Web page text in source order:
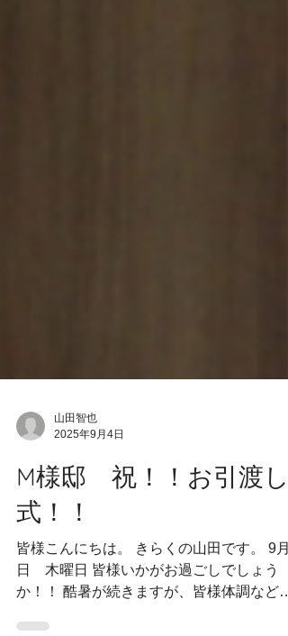
2025年9月4日
M様邸 祝！！お引渡し
式！！
皆様こんにちは。 きらくの山田です。 9月
日 木曜日 皆様いかがお過ごしでしょう
か！！ 酷暑が続きますが、皆様体調など崩